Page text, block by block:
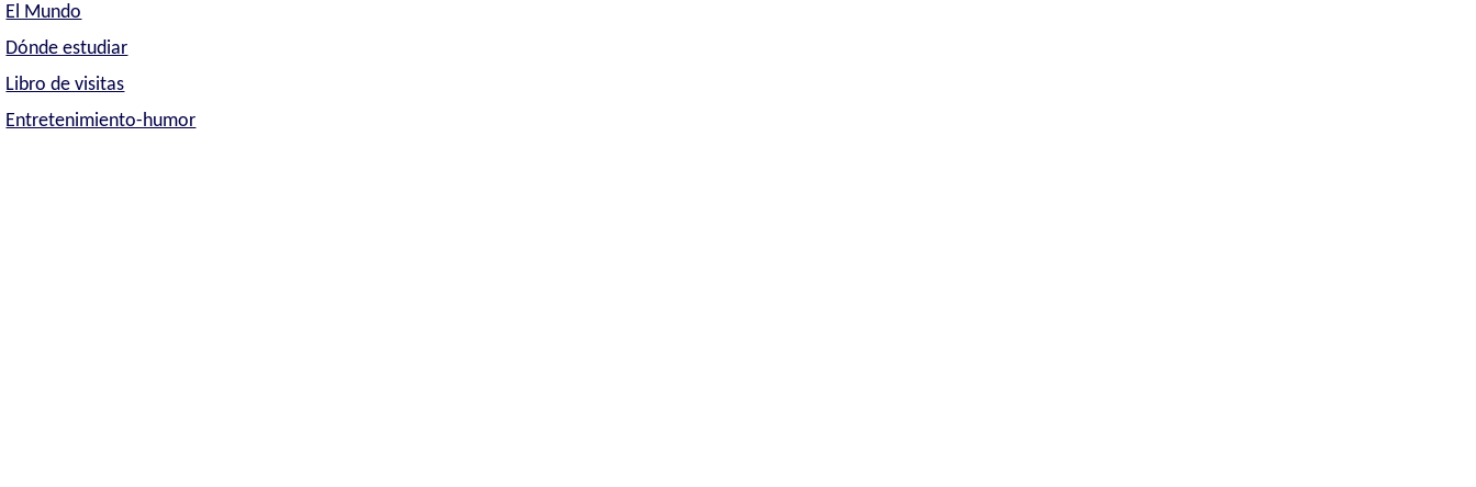
El Mundo
Dónde estudiar
Libro de visitas
Entretenimiento-humor